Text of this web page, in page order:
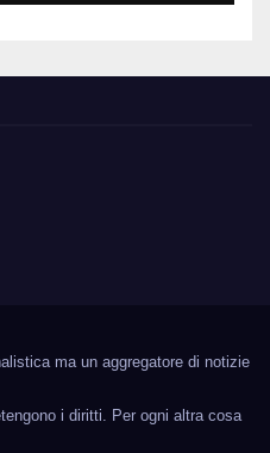
ma un aggregatore di notizie
i diritti. Per ogni altra cosa